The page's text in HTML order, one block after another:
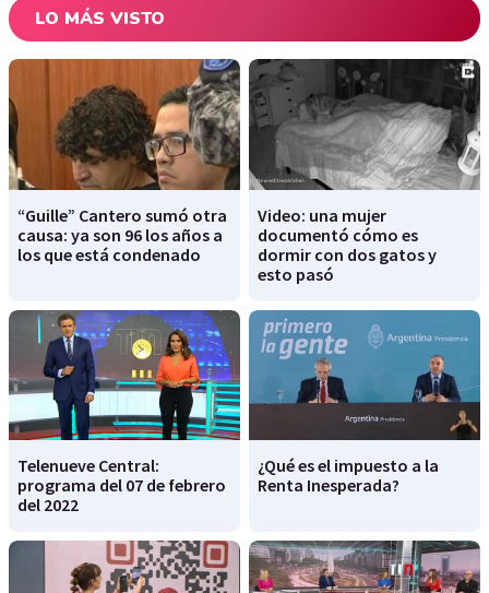
LO MÁS VISTO
“Guille” Cantero sumó otra
causa: ya son 96 los años a
los que está condenado
Video: una mujer
documentó cómo es
dormir con dos gatos y
esto pasó
Telenueve Central:
programa del 07 de febrero
del 2022
¿Qué es el impuesto a la
Renta Inesperada?